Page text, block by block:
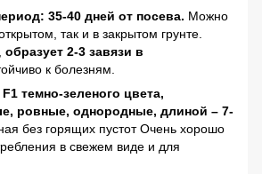
35-40 дней от посева. Можно
так и в закрытом грунте.
образует 2-3 завязи в
к болезням.
темно-зеленого цвета,
ровные, однородные, длиной – 7-
без горящих пустот Очень хорошо
в свежем виде и для